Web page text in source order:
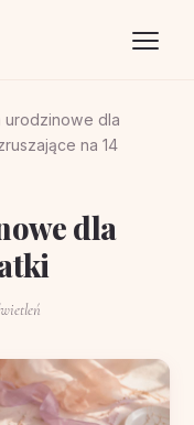
urodzinowe dla
na 14
dla